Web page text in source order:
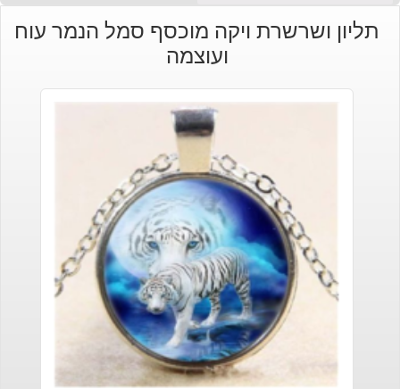
המקורי
היה:
הנוכחי
הוא:
תליון ושרשרת ויקה מוכסף סמל הנמר עוח
ועוצמה